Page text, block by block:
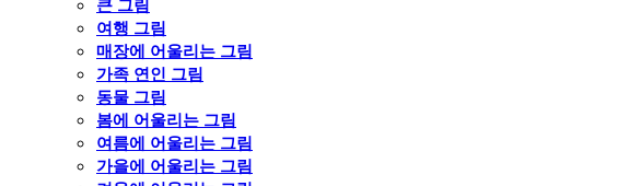
큰 그림
여행 그림
매장에 어울리는 그림
가족 연인 그림
동물 그림
봄에 어울리는 그림
여름에 어울리는 그림
가을에 어울리는 그림